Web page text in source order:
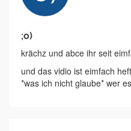
;o)
krächz und abce ihr seit
und das vidio ist eimfach
*was ich nicht glaube* wer